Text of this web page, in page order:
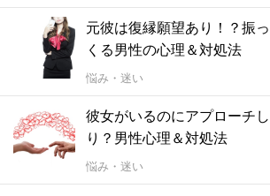
元彼は復縁願望あり！？振
くる男性の心理＆対処法
悩み・迷い
彼女がいるのにアプローチ
り？男性心理＆対処法
悩み・迷い